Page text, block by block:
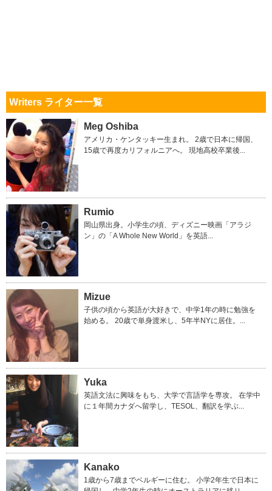
Writers ライター一覧
Meg Oshiba
アメリカ・ケンタッキー生まれ。 2歳で日本に帰国、
15歳で再度カリフォルニアへ。 現地高校卒業後...
Rumio
岡山県出身。小学生の頃、ディズニー映画「アラジ
ン」の「A Whole New World」を英語...
Mizue
子供の頃から英語が大好きで、中学1年の時に勉強を
始める。 20歳で単身渡米し、5年半NYに居住。...
Yuka
英語文法に興味をもち、大学で言語学を専攻。 在学中
に１年間カナダへ留学し、TESOL、翻訳を学ぶ...
Kanako
1歳から7歳までベルギーに住む。 小学2年生で日本に